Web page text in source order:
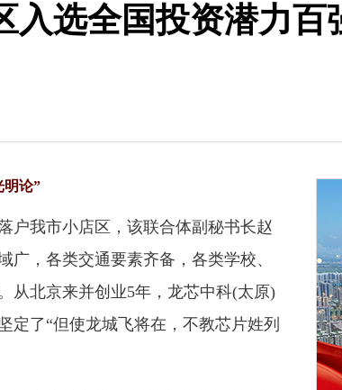
入选全国投资潜力百
明论”
我市小店区，该联合体副秘书长赵
，各类交通要素齐备，各类学校、
从北京来并创业5年，龙芯中科(太原)
定了“但使龙城飞将在，不教芯片姓列